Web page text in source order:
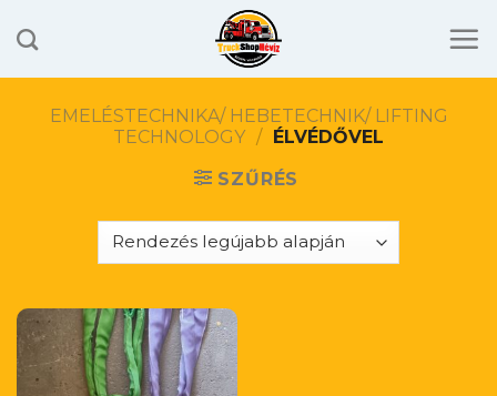
to
EMELÉSTECHNIKA/ HEBETECHNIK/ LIFTING
TECHNOLOGY / ÉLVÉDŐVEL
SZŰRÉS